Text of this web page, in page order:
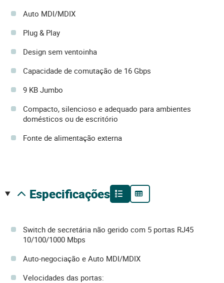
Auto MDI/MDIX
Plug & Play
Design sem ventoinha
Capacidade de comutação de 16 Gbps
9 KB Jumbo
Compacto, silencioso e adequado para ambientes
domésticos ou de escritório
Fonte de alimentação externa
especificações
Switch de secretária não gerido com 5 portas RJ45
10/100/1000 Mbps
Auto-negociação e Auto MDI/MDIX
Velocidades das portas: